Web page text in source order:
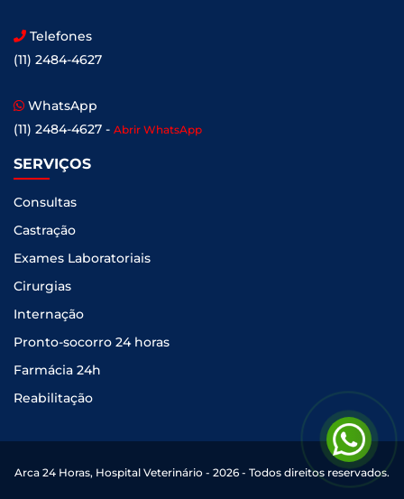
Telefones
(11) 2484-4627
WhatsApp
(11) 2484-4627 - Abrir WhatsApp
SERVIÇOS
Consultas
Castração
Exames Laboratoriais
Cirurgias
Internação
Pronto-socorro 24 horas
Farmácia 24h
Reabilitação
Arca 24 Horas, Hospital Veterinário - 2026 - Todos direitos reservados.